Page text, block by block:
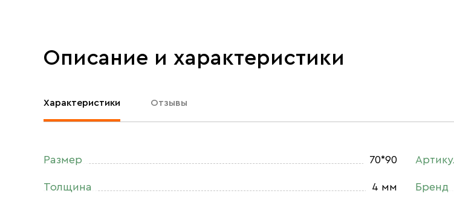
Описание и характеристики
Характеристики Отзывы
Размер 70*90
Толщина 4 мм Бренд